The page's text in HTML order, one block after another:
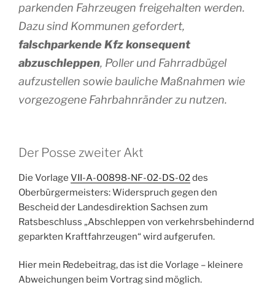
parkenden Fahrzeugen freigehalten werden.
Dazu sind Kommunen gefordert,
falschparkende Kfz konsequent
abzuschleppen, Poller und Fahrradbügel
aufzustellen sowie bauliche Maßnahmen wie
vorgezogene Fahrbahnränder zu nutzen.
Der Posse zweiter Akt
Die Vorlage VII-A-00898-NF-02-DS-02 des
Oberbürgermeisters: Widerspruch gegen den
Bescheid der Landesdirektion Sachsen zum
Ratsbeschluss „Abschleppen von verkehrsbehindernd
geparkten Kraftfahrzeugen“ wird aufgerufen.
Hier mein Redebeitrag, das ist die Vorlage – kleinere
Abweichungen beim Vortrag sind möglich.